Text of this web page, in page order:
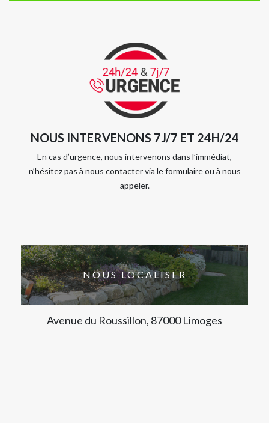
NOUS INTERVENONS 7J/7 ET 24H/24
En cas d’urgence, nous intervenons dans l’immédiat,
n’hésitez pas à nous contacter via le formulaire ou à nous
appeler.
NOUS LOCALISER
Avenue du Roussillon, 87000 Limoges